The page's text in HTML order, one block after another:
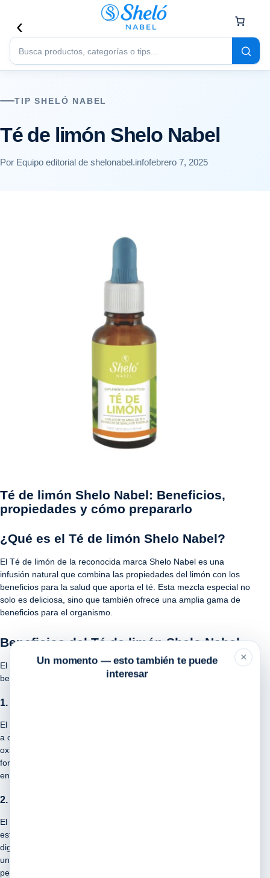
Buscar
productos
TIP SHELÓ NABEL
Té de limón Shelo Nabel
Por Equipo editorial de shelonabel.infofebrero 7, 2025
Té de limón Shelo Nabel: Beneficios,
propiedades y cómo prepararlo
¿Qué es el Té de limón Shelo Nabel?
El Té de limón de la reconocida marca Shelo Nabel es una
infusión natural que combina las propiedades del limón con los
beneficios para la salud que aporta el té. Esta mezcla especial no
solo es deliciosa, sino que también ofrece una amplia gama de
beneficios para el organismo.
Beneficios del Té de limón Shelo Nabel
El Té de limón Shelo Nabel es conocido por sus múltiples
beneficios para la salud. Algunos de los más destacados son:
1. Propiedades antioxidantes
El limón es rico en vitamina C, un potente antioxidante que ayuda
a combatir los radicales libres y proteger las células del daño
oxidativo. Al consumir el Té de limón Shelo Nabel, estás
fortaleciendo tu sistema inmunológico y previniendo el
envejecimiento prematuro.
2. Favorece la digestión
El limón es conocido por sus propiedades digestivas, ayudando a
estimular la producción de enzimas digestivas y facilitando la
digestión de los alimentos. El Té de limón Shelo Nabel puede ser
una excelente opción después de las comidas para aliviar la
pesadez estomacal.
×
Un momento — esto también te puede
interesar